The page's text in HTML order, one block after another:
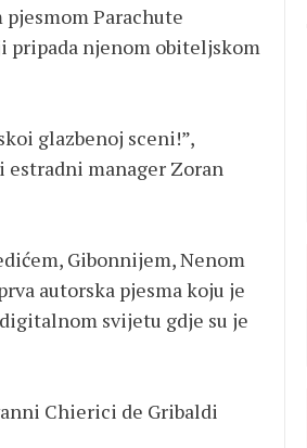
Parachute
pripada njenom obiteljskom
glazbenoj sceni!”,
estradni manager Zoran
Gibonnijem, Nenom
autorska pjesma koju je
svijetu gdje su je
Chierici de Gribaldi